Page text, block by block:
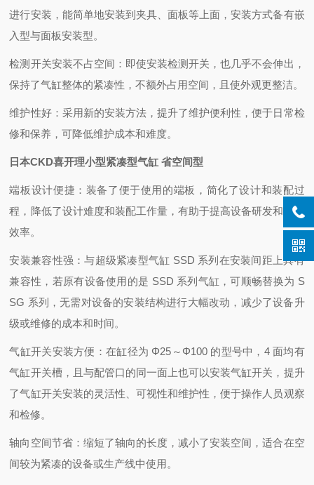
进行安装，能简单地安装到夹具、面板等上面，安装方式备有嵌
入型与面板安装型。
检测开关安装不占空间：即使安装检测开关，也几乎不会伸出，
保持了气缸整体的紧凑性，不额外占用空间，且使外观更整洁。
维护性好：采用新的安装方法，提升了维护便利性，便于日常检
修和保养，可降低维护成本和难度。
日本CKD喜开理小型紧凑型气缸 省空间型
端板设计便捷：装备了便于使用的端板，简化了设计和装配过
程，降低了设计难度和装配工作量，有助于提高设备研发和生产
效率。
安装兼容性强：与超级紧凑型气缸 SSD 系列在安装间距上具有
兼容性，若原有设备使用的是 SSD 系列气缸，可顺畅替换为 S
SG 系列，无需对设备的安装结构进行大幅改动，减少了设备升
级或维修的成本和时间。
气缸开关安装方便：在缸径为 Φ25～Φ100 的型号中，4 面均有
气缸开关槽，且与配管口的同一面上也可以安装气缸开关，提升
了气缸开关安装的灵活性、可视性和维护性，便于操作人员观察
和检修。
轴向空间节省：缩短了轴向的长度，减小了安装空间，适合在空
间较为紧凑的设备或生产线中使用。